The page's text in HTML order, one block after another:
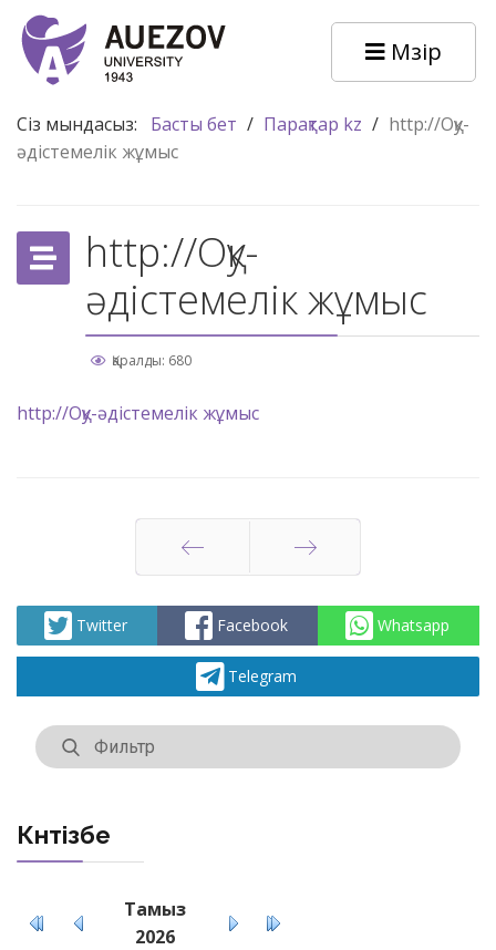
Мәзір
Сіз мындасыз: Басты бет / Парақтар kz / http://Оқу-
әдістемелік жұмыс
http://Оқу-
әдістемелік жұмыс
Қаралды: 680
http://Оқу-әдістемелік жұмыс
Артқа Алға
Twitter Facebook Whatsapp
Telegram
Күнтізбе
Тамыз
2026